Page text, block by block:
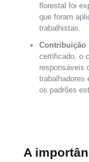
florestal foi
que foram
trabalhistas.
Contribuição
certificado, o
responsáveis
trabalhadores
os padrões
A